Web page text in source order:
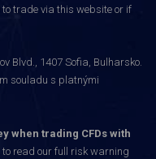
trade via this website or if
Blvd., 1407 Sofia, Bulharsko.
souladu s platnými
when trading CFDs with
to read our full risk warning